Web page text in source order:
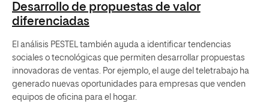
Desarrollo de propuestas de valor
diferenciadas
El análisis PESTEL también ayuda a identificar tendencias
sociales o tecnológicas que permiten desarrollar propuestas
innovadoras de ventas. Por ejemplo, el auge del teletrabajo ha
generado nuevas oportunidades para empresas que venden
equipos de oficina para el hogar.